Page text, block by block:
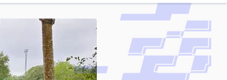
Palavra
chave